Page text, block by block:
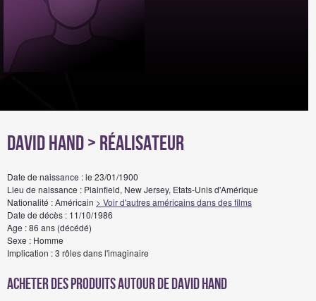
David Hand> Réalisateur
Date de naissance : le 23/01/1900
Lieu de naissance : Plainfield, New Jersey, Etats-Unis d'Amérique
Nationalité : Américain > Voir d'autres américains dans des films
Date de décès : 11/10/1986
Age : 86 ans (décédé)
Sexe : Homme
Implication : 3 rôles dans l'imaginaire
Acheter des produits autour de David Hand